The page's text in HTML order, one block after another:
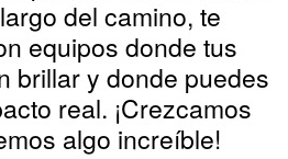
del camino, te
equipos donde tus
brillar y donde puedes
real. ¡Crezcamos
algo increíble!